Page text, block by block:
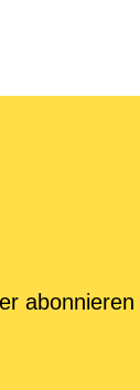
abonnieren